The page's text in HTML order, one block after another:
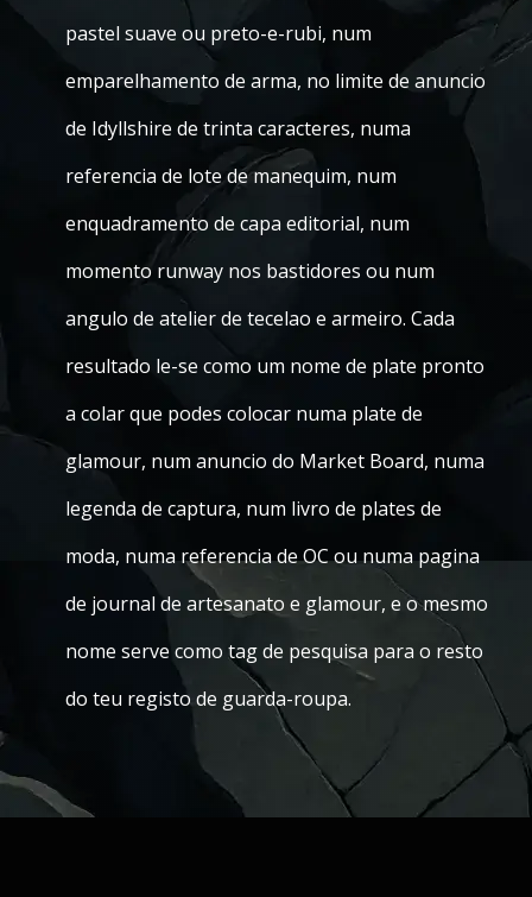
pastel suave ou preto-e-rubi, num
emparelhamento de arma, no limite de anuncio
de Idyllshire de trinta caracteres, numa
referencia de lote de manequim, num
enquadramento de capa editorial, num
momento runway nos bastidores ou num
angulo de atelier de tecelao e armeiro. Cada
resultado le-se como um nome de plate pronto
a colar que podes colocar numa plate de
glamour, num anuncio do Market Board, numa
legenda de captura, num livro de plates de
moda, numa referencia de OC ou numa pagina
de journal de artesanato e glamour, e o mesmo
nome serve como tag de pesquisa para o resto
do teu registo de guarda-roupa.